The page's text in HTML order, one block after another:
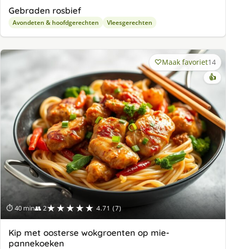
Gebraden rosbief
Avondeten & hoofdgerechten Vleesgerechten
⏱ 40 min👥 2★★★★★ 4.71 (7)
Maak favoriet14
👍
Kip met oosterse wokgroenten op mie-
pannekoeken